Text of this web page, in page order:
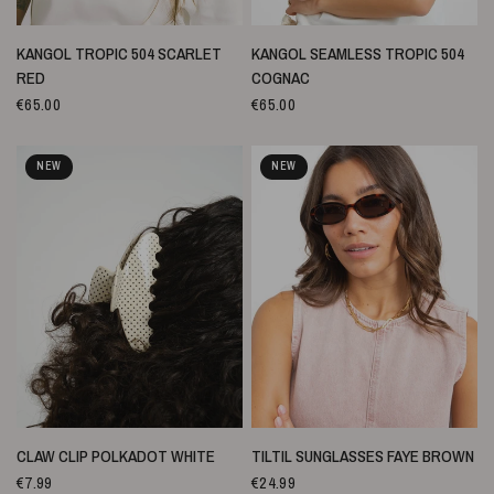
SNELLE WEERGAVE
KANGOL TROPIC 504 SCARLET
RED
€65.00
SNELLE WEERGAVE
KANGOL SEAMLESS TROPIC 504
COGNAC
€65.00
NEW
SNELLE WEERGAVE
CLAW CLIP POLKADOT WHITE
€7.99
NEW
SNELLE WEERGAVE
TILTIL SUNGLASSES FAYE BROWN
€24.99